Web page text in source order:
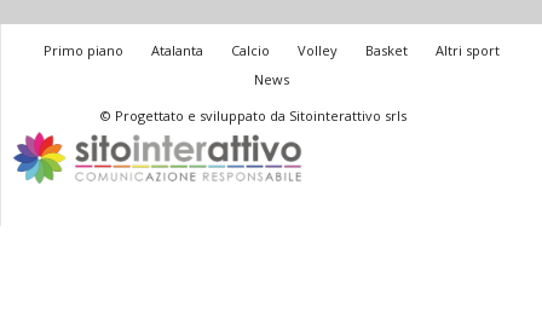
Primo piano Atalanta Calcio Volley Basket
Altri sport
News
© Progettato e sviluppato da Sitointerattivo srls